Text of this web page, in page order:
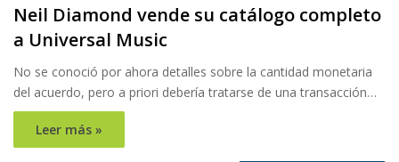
Neil Diamond vende su catálogo completo
a Universal Music
No se conoció por ahora detalles sobre la cantidad monetaria
del acuerdo, pero a priori debería tratarse de una transacción…
Leer más »